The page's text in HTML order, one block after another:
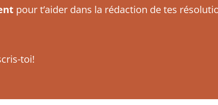
pour t’aider dans la rédaction de tes
toi!